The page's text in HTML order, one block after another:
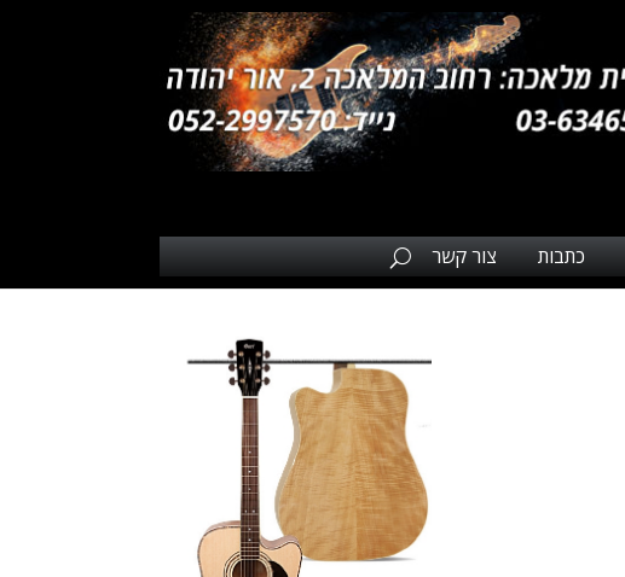
כתבות צור קשר